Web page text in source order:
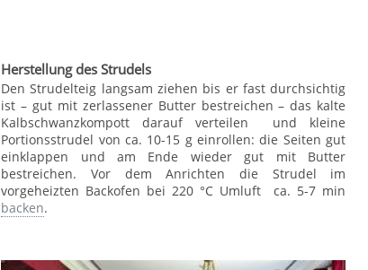
Herstellung des Strudels
Den Strudelteig langsam ziehen bis er fast durchsichtig
ist – gut mit zerlassener Butter bestreichen – das kalte
Kalbschwanzkompott darauf verteilen und kleine
Portionsstrudel von ca. 10-15 g einrollen: die Seiten gut
einklappen und am Ende wieder gut mit Butter
bestreichen. Vor dem Anrichten die Strudel im
vorgeheizten Backofen bei 220 °C Umluft ca. 5-7 min
backen.